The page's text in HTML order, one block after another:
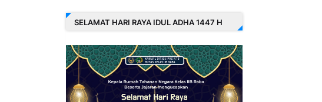
SELAMAT HARI RAYA IDUL ADHA 1447 H